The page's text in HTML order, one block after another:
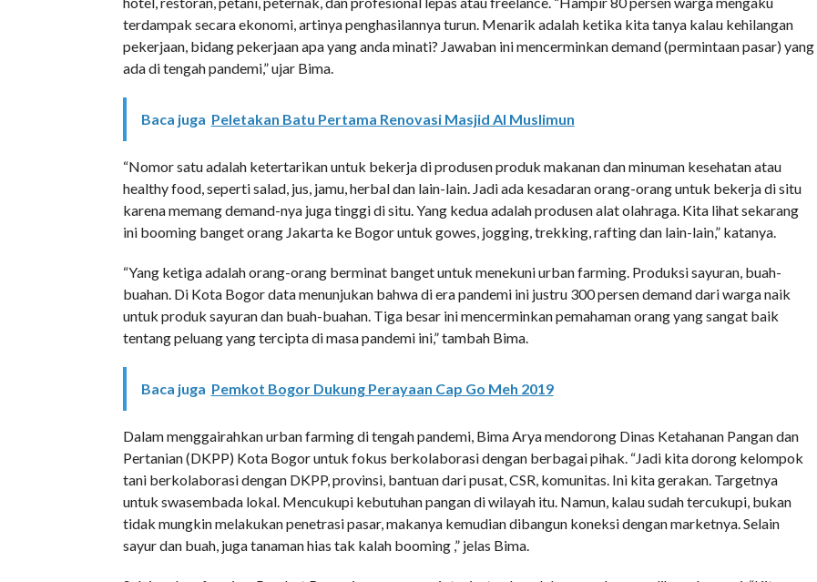
terdampak secara ekonomi, artinya penghasilannya turun. Menarik adalah ketika kita tanya kalau kehilangan
pekerjaan, bidang pekerjaan apa yang anda minati? Jawaban ini mencerminkan demand (permintaan pasar) yang
ada di tengah pandemi,” ujar Bima.
Baca juga Peletakan Batu Pertama Renovasi Masjid Al Muslimun
“Nomor satu adalah ketertarikan untuk bekerja di produsen produk makanan dan minuman kesehatan atau
healthy food, seperti salad, jus, jamu, herbal dan lain-lain. Jadi ada kesadaran orang-orang untuk bekerja di situ
karena memang demand-nya juga tinggi di situ. Yang kedua adalah produsen alat olahraga. Kita lihat sekarang
ini booming banget orang Jakarta ke Bogor untuk gowes, jogging, trekking, rafting dan lain-lain,” katanya.
“Yang ketiga adalah orang-orang berminat banget untuk menekuni urban farming. Produksi sayuran, buah-
buahan. Di Kota Bogor data menunjukan bahwa di era pandemi ini justru 300 persen demand dari warga naik
untuk produk sayuran dan buah-buahan. Tiga besar ini mencerminkan pemahaman orang yang sangat baik
tentang peluang yang tercipta di masa pandemi ini,” tambah Bima.
Baca juga Pemkot Bogor Dukung Perayaan Cap Go Meh 2019
Dalam menggairahkan urban farming di tengah pandemi, Bima Arya mendorong Dinas Ketahanan Pangan dan
Pertanian (DKPP) Kota Bogor untuk fokus berkolaborasi dengan berbagai pihak. “Jadi kita dorong kelompok
tani berkolaborasi dengan DKPP, provinsi, bantuan dari pusat, CSR, komunitas. Ini kita gerakan. Targetnya
untuk swasembada lokal. Mencukupi kebutuhan pangan di wilayah itu. Namun, kalau sudah tercukupi, bukan
tidak mungkin melakukan penetrasi pasar, makanya kemudian dibangun koneksi dengan marketnya. Selain
sayur dan buah, juga tanaman hias tak kalah booming ,” jelas Bima.